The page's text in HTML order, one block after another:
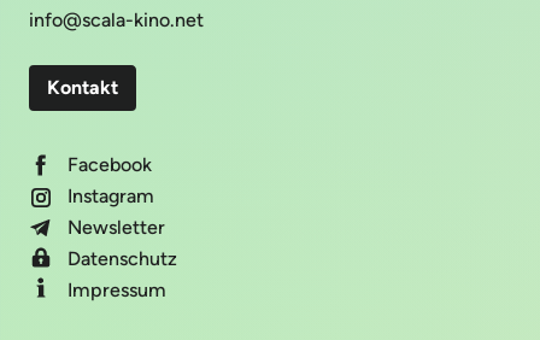
info@scala-kino.net
Kontakt
Facebook
Instagram
Newsletter
Datenschutz
Impressum